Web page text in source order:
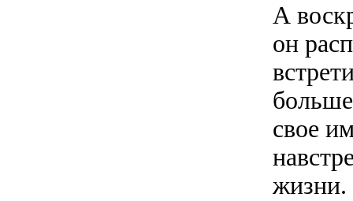
А
он
свое
жизни.